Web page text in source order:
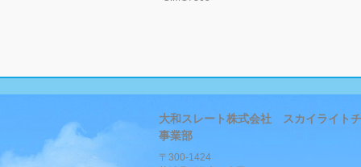
大和スレート株式会社 スカイライト
事業部
〒300-1424